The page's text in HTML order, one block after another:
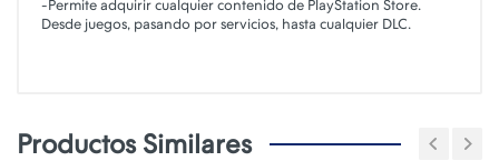
-Permite adquirir cualquier contenido de PlayStation Store.
Desde juegos, pasando por servicios, hasta cualquier DLC.
Productos Similares